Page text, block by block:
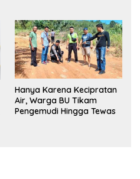
Hanya Karena Kecipratan
Air, Warga BU Tikam
Pengemudi Hingga Tewas